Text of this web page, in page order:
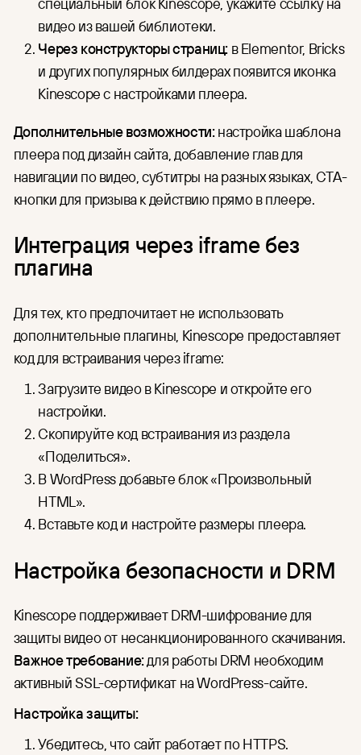
видео из вашей библиотеки.
Через конструкторы страниц:в Elementor, Bricks
и других популярных билдерах появится иконка
Kinescope с настройками плеера.
Дополнительные возможности:настройка шаблона
плеера под дизайн сайта, добавление глав для
навигации по видео, субтитры на разных языках, CTA-
кнопки для призыва к действию прямо в плеере.
Интеграция через iframe без
плагина
Для тех, кто предпочитает не использовать
дополнительные плагины, Kinescope предоставляет
код для встраивания через iframe:
Загрузите видео в Kinescope и откройте его
настройки.
Скопируйте код встраивания из раздела
«Поделиться».
В WordPress добавьте блок «Произвольный
HTML».
Вставьте код и настройте размеры плеера.
Настройка безопасности и DRM
Kinescope поддерживает DRM-шифрование для
защиты видео от несанкционированного скачивания.
Важное требование:для работы DRM необходим
активный SSL-сертификат на WordPress-сайте.
Настройка защиты:
Убедитесь, что сайт работает по HTTPS.